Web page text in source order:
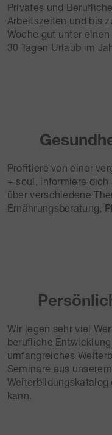
Privates und
Arbeitszeiten und bis
Woche gut unter
30 Tagen Urlaub im
Profitiere von einer
+ soul, informiere
über verschiedene
Ernährungsberatung,
Wir legen sehr viel
berufliche
umfangreiches
Seminare aus
Weiterbildungskatalog
kann.